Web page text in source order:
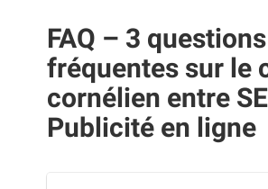
FAQ – 3 questions
fréquentes sur le
cornélien entre
Publicité en ligne